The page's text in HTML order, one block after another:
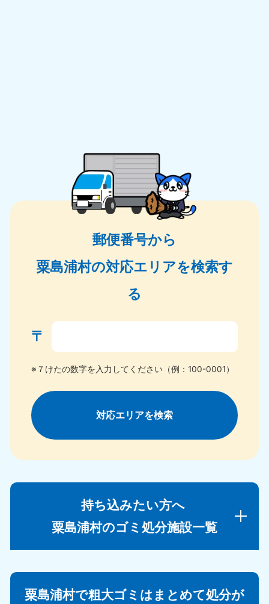
郵便番号から
粟島浦村の対応エリアを検索す
る
〒
※７けたの数字を入力してください（例：100-0001）
対応エリアを検索
持ち込みたい方へ
粟島浦村のゴミ処分施設一覧
粟島浦村で粗大ゴミはまとめて処分が